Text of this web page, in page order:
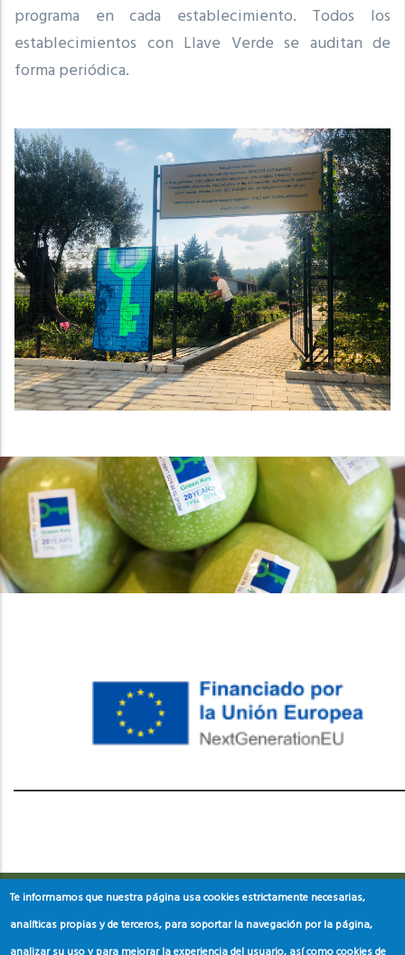
programa en cada establecimiento. Todos los
establecimientos con Llave Verde se auditan de
forma periódica.
레딧 다운로드coloring pages printableinstagram reels
Te informamos que nuestra página usa cookies estrictamente necesarias,
analíticas propias y de terceros, para soportar la navegación por la página,